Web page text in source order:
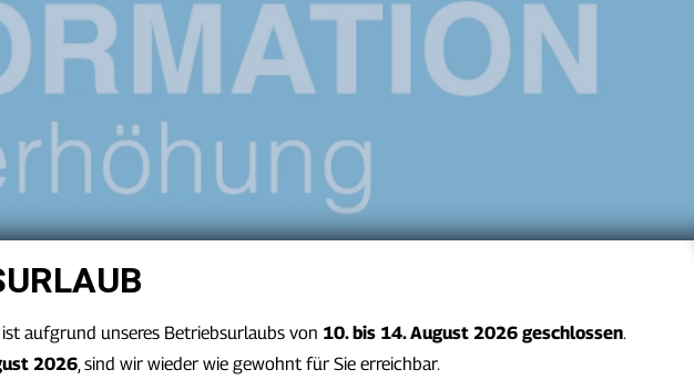
aufgrund unseres Betriebsurlaubs von 10. bis 14. August 2026 geschlossen.
2026, sind wir wieder wie gewohnt für Sie erreichbar.